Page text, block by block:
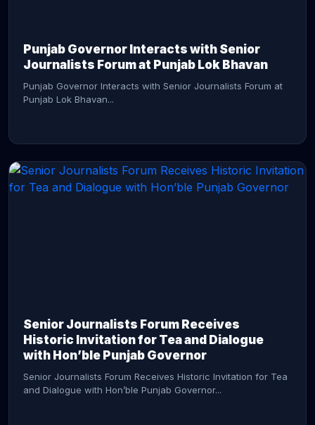
Punjab Governor Interacts with Senior
Journalists Forum at Punjab Lok Bhavan
Punjab Governor Interacts with Senior Journalists Forum at
Punjab Lok Bhavan...
Senior Journalists Forum Receives
Historic Invitation for Tea and Dialogue
with Hon’ble Punjab Governor
Senior Journalists Forum Receives Historic Invitation for Tea
and Dialogue with Hon’ble Punjab Governor...